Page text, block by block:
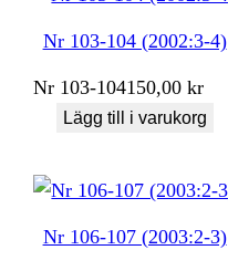
Nr 103-104 (2002:3-4)
Nr 103-104150,00kr
Lägg till i varukorg
Nr 106-107 (2003:2-3)